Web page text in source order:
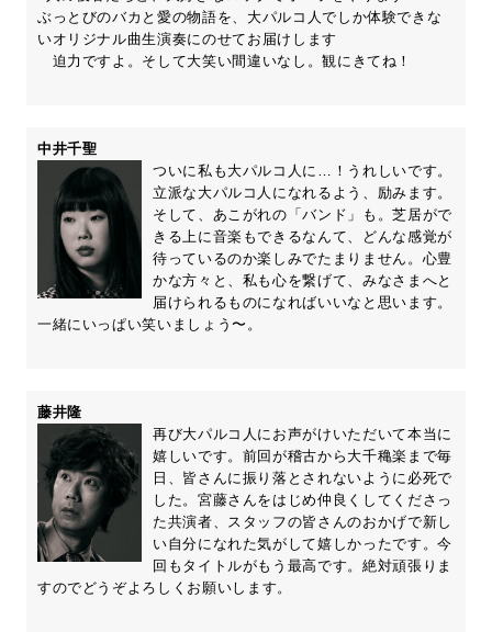
ぶっとびのバカと愛の物語を、大パルコ人でしか体験できな
いオリジナル曲生演奏にのせてお届けします
迫力ですよ。そして大笑い間違いなし。観にきてね！
中井千聖
ついに私も大パルコ人に…！うれしいです。
立派な大パルコ人になれるよう、励みます。
そして、あこがれの「バンド」も。芝居がで
きる上に音楽もできるなんて、どんな感覚が
待っているのか楽しみでたまりません。心豊
かな方々と、私も心を繋げて、みなさまへと
届けられるものになればいいなと思います。
一緒にいっぱい笑いましょう〜。
藤井隆
再び大パルコ人にお声がけいただいて本当に
嬉しいです。前回が稽古から大千穐楽まで毎
日、皆さんに振り落とされないように必死で
した。宮藤さんをはじめ仲良くしてくださっ
た共演者、スタッフの皆さんのおかげで新し
い自分になれた気がして嬉しかったです。今
回もタイトルがもう最高です。絶対頑張りま
すのでどうぞよろしくお願いします。